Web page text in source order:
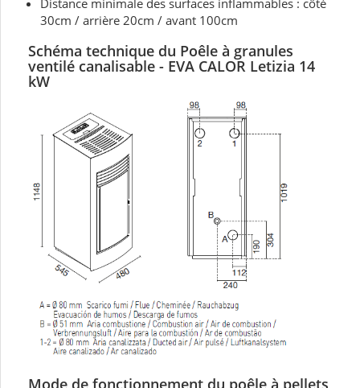
Distance minimale des surfaces inflammables : côté
30cm / arrière 20cm / avant 100cm
Schéma technique du Poêle à granules
ventilé canalisable - EVA CALOR Letizia 14
kW
Mode de fonctionnement du poêle à pellets